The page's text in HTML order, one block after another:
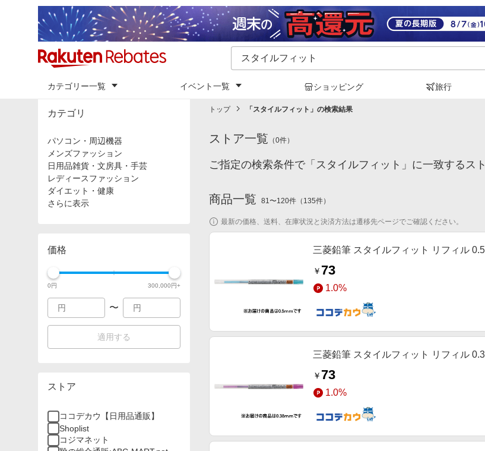
旅行
カテゴリ
パソコン・周辺機器
メンズファッション
日用品雑貨・文房具・手芸
レディースファッション
ダイエット・健康
さらに表示
価格
0円 300,000円+
適用する
ストア
ココデカウ【日用品通販】
Shoplist
コジマネット
靴の総合通販:ABC-MART.net
トップ 「スタイルフィット 」の検索結果
ストア一覧 （ 0 件）
ご指定の検索条件で「スタイルフィット」に一致するス
商品一覧 81 120 件 （ 135 件）
最新の価格、送料、在庫状況と決済方法は遷移先ページでご確認ください。
三菱鉛筆 スタイルフィット リフィル
￥ 73
1.0%
三菱鉛筆 スタイルフィット リフィル
￥ 73
1.0%